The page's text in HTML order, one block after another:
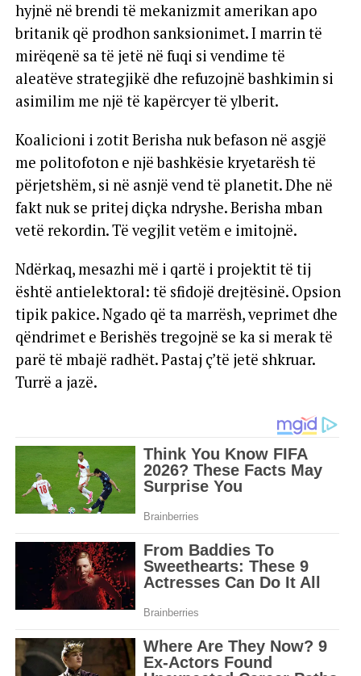
hyjnë në brendi të mekanizmit amerikan apo
britanik që prodhon sanksionimet. I marrin të
mirëqenë sa të jetë në fuqi si vendime të
aleatëve strategjikë dhe refuzojnë bashkimin si
asimilim me një të kapërcyer të ylberit.
Koalicioni i zotit Berisha nuk befason në asgjë
me politofoton e një bashkësie kryetarësh të
përjetshëm, si në asnjë vend të planetit. Dhe në
fakt nuk se pritej diçka ndryshe. Berisha mban
vetë rekordin. Të vegjlit vetëm e imitojnë.
Ndërkaq, mesazhi më i qartë i projektit të tij
është antielektoral: të sfidojë drejtësinë. Opsion
tipik pakice. Ngado që ta marrësh, veprimet dhe
qëndrimet e Berishës tregojnë se ka si merak të
parë të mbajë radhët. Pastaj ç’të jetë shkruar.
Turrë a jazë.